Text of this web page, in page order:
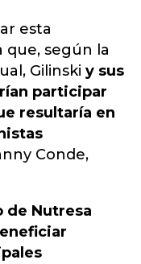
esta
que, según la
Gilinski y sus
participar
resultaría en
Conde,
de Nutresa